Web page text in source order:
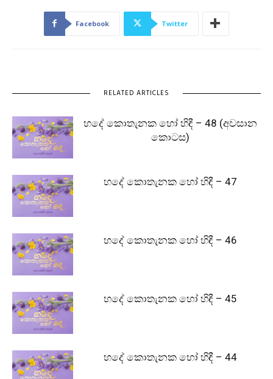
Facebook Twitter
RELATED ARTICLES
හදේ කොතැනක හෝ හිඳී – 48 (අවසාන
කොටස)
හදේ කොතැනක හෝ හිඳී – 47
හදේ කොතැනක හෝ හිඳී – 46
හදේ කොතැනක හෝ හිඳී – 45
හදේ කොතැනක හෝ හිඳී – 44